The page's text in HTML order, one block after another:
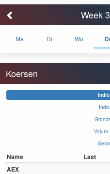
Week
Ma Di Wo
Koersen
Name Last
AEX